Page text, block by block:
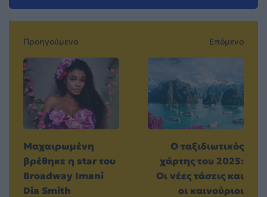
Προηγούμενο
Μαχαιρωμένη
βρέθηκε η star του
Broadway Imani
Dia Smith
Επόμενο
Ο ταξιδιωτικός
χάρτης του 2025:
Οι νέες τάσεις και
οι καινούριοι